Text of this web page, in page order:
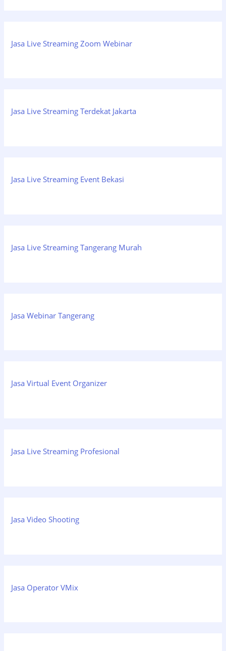
Jasa Live Streaming Zoom Webinar
Jasa Live Streaming Terdekat Jakarta
Jasa Live Streaming Event Bekasi
Jasa Live Streaming Tangerang Murah
Jasa Webinar Tangerang
Jasa Virtual Event Organizer
Jasa Live Streaming Profesional
Jasa Video Shooting
Jasa Operator VMix